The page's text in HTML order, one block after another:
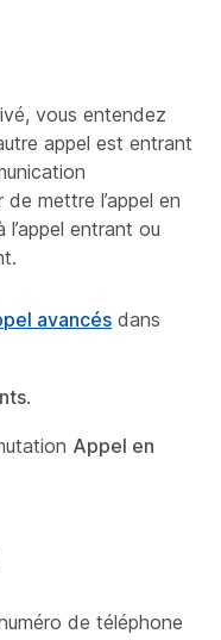
vous entendez
appel est entrant
mettre l’appel en
entrant ou
avancés dans
.
Appel en
de téléphone